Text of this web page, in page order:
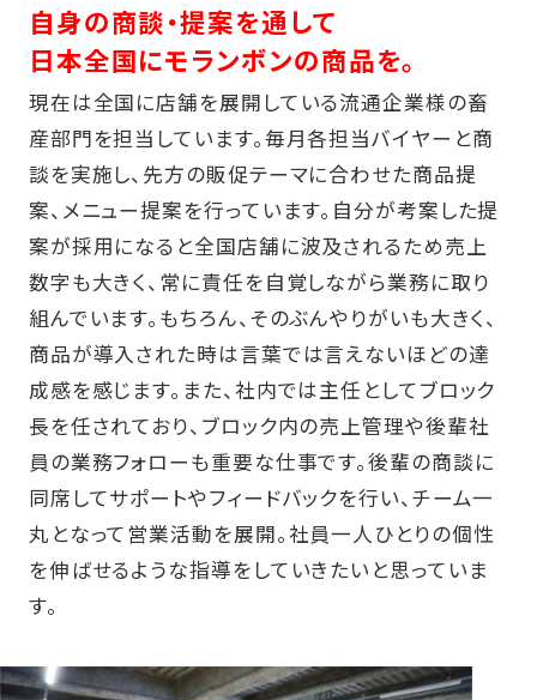
自身の商談・提案を通して
日本全国にモランボンの商品を。
現在は全国に店舗を展開している流通企業様の畜
産部門を担当しています。毎月各担当バイヤーと商
談を実施し、先方の販促テーマに合わせた商品提
案、メニュー提案を行っています。自分が考案した提
案が採用になると全国店舗に波及されるため売上
数字も大きく、常に責任を自覚しながら業務に取り
組んでいます。もちろん、そのぶんやりがいも大きく、
商品が導入された時は言葉では言えないほどの達
成感を感じます。また、社内では主任としてブロック
長を任されており、ブロック内の売上管理や後輩社
員の業務フォローも重要な仕事です。後輩の商談に
同席してサポートやフィードバックを行い、チーム一
丸となって営業活動を展開。社員一人ひとりの個性
を伸ばせるような指導をしていきたいと思っていま
す。